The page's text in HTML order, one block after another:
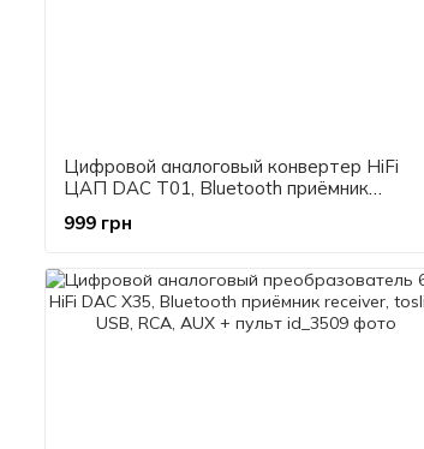
Цифровой аналоговый конвертер HiFi
ЦАП DAC T01, Bluetooth приёмник
999 грн